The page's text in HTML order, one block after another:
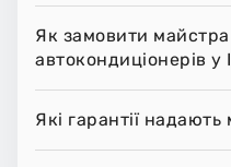
Як замовити
автокондиціонерів у
Які гарантії